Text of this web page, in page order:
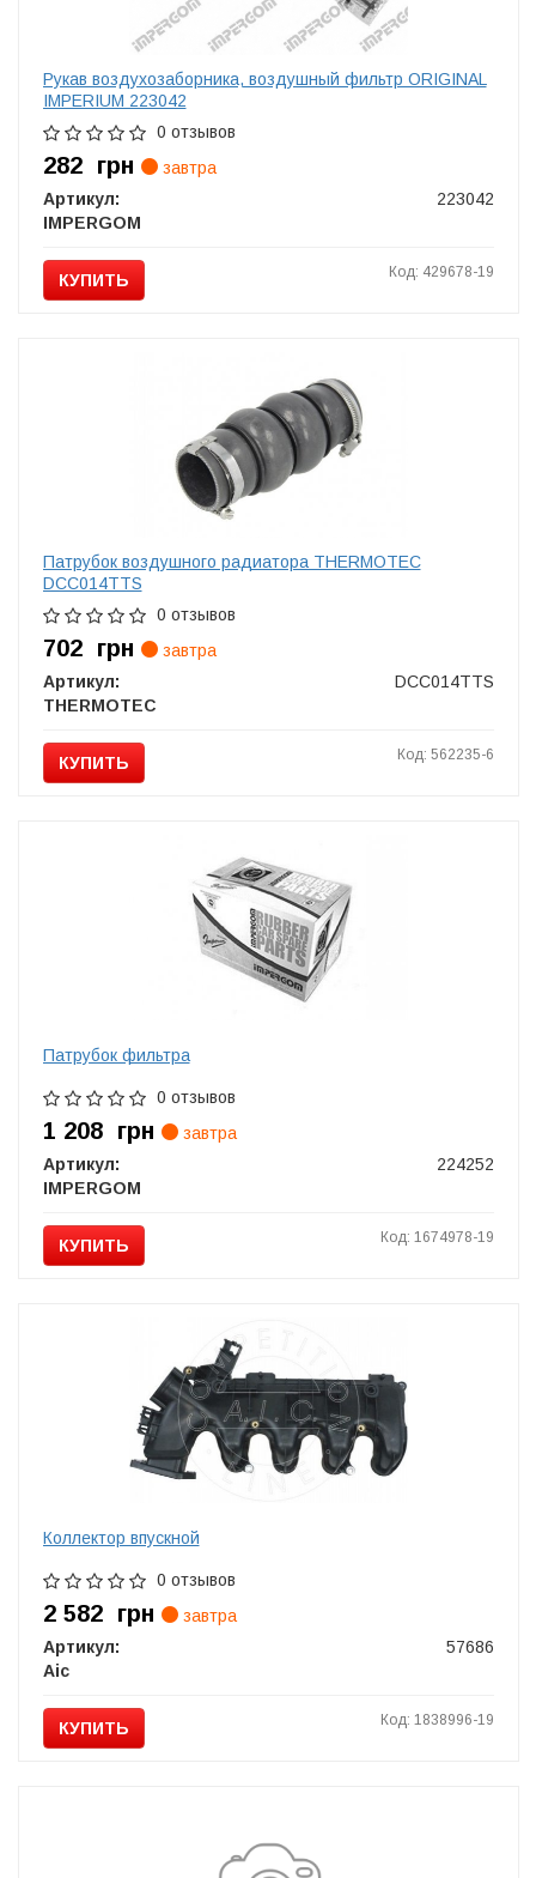
Рукав воздухозаборника, воздушный фильтр ORIGINAL
IMPERIUM 223042
0 отзывов
282 грн
завтра
Артикул:
223042
IMPERGOM
КУПИТЬ Код: 429678-19
Патрубок воздушного радиатора THERMOTEC
DCC014TTS
0 отзывов
702 грн
завтра
Артикул:
DCC014TTS
THERMOTEC
КУПИТЬ Код: 562235-6
Патрубок фильтра
0 отзывов
1 208 грн
завтра
Артикул:
224252
IMPERGOM
КУПИТЬ Код: 1674978-19
Коллектор впускной
0 отзывов
2 582 грн
завтра
Артикул:
57686
Aic
КУПИТЬ Код: 1838996-19